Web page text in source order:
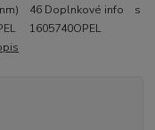
mm) 46 Doplnkové info s
1605740OPEL